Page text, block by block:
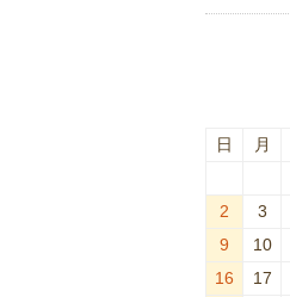
日 月
2
3
9
10
16
17